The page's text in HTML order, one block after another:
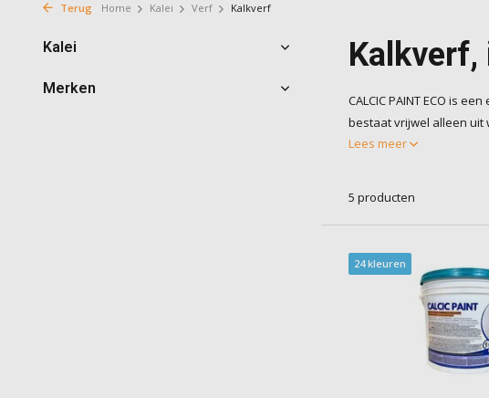
Terug Home Kalei Verf Kalkverf
Kalei
Merken
CALCIC PAINT ECO is
bestaat vrijwel alleen uit
Lees meer
5 producten
24 kleuren